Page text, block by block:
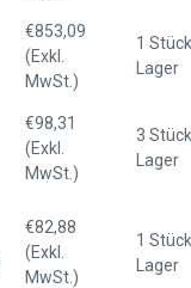
€853,09
(Exkl.
MwSt.)
1
Lager
€98,31
(Exkl.
MwSt.)
3
Lager
€82,88
(Exkl.
MwSt.)
1
Lager